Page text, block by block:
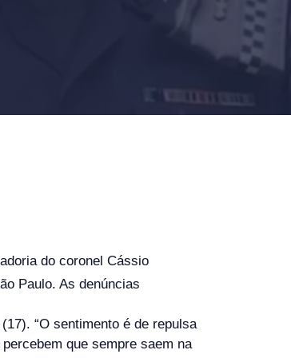
do coronel Cássio
Paulo. As denúncias
“O sentimento é de repulsa
que sempre saem na